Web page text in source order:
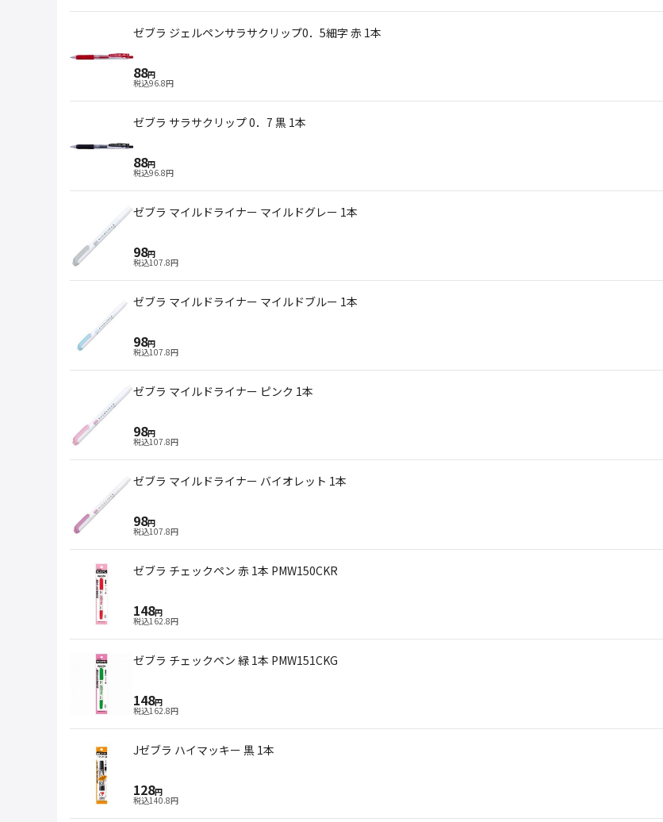
ゼブラ ジェルペンサラサクリップ0．5細字 赤 1本
88円
税込96.8円
ゼブラ サラサクリップ 0．7 黒 1本
88円
税込96.8円
ゼブラ マイルドライナー マイルドグレー 1本
98円
税込107.8円
ゼブラ マイルドライナー マイルドブルー 1本
98円
税込107.8円
ゼブラ マイルドライナー ピンク 1本
98円
税込107.8円
ゼブラ マイルドライナー バイオレット 1本
98円
税込107.8円
ゼブラ チェックペン 赤 1本 PMW150CKR
148円
税込162.8円
ゼブラ チェックペン 緑 1本 PMW151CKG
148円
税込162.8円
Jゼブラ ハイマッキー 黒 1本
128円
税込140.8円